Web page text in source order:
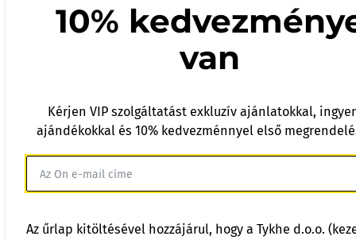
10%
van
Kérjen VIP szolgáltatást exkluzív ajánlatokkal,
ajándékokkal és 10% kedvezménnyel első
Az űrlap kitöltésével hozzájárul, hogy a Tykhe d.o.o.